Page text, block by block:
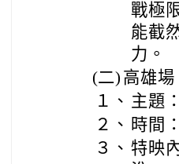
戰極
能截
力。
(二) 高雄場
１、 主題
２、 時間
３、 特映